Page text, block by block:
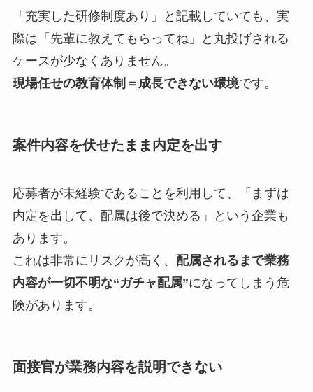
「充実した研修制度あり」と記載していても、実
際は「先輩に教えてもらってね」と丸投げされる
ケースが少なくありません。
現場任せの教育体制＝成長できない環境です。
案件内容を伏せたまま内定を出す
応募者が未経験であることを利用して、「まずは
内定を出して、配属は後で決める」という企業も
あります。
これは非常にリスクが高く、 配属されるまで業務
内容が一切不明な“ガチャ配属”になってしまう危
険があります。
面接官が業務内容を説明できない